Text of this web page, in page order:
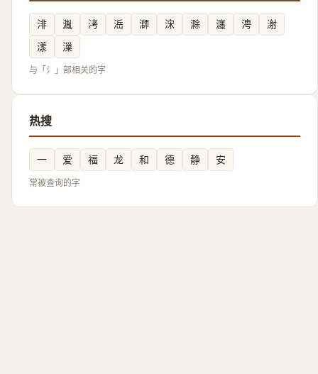
渄 湚 洘 㴈 溮 浨 滁 瀍 涄
㴬
漾
漅
与「氵」部相关的字
热搜
一 爱 福 龙 和 德 静 安
常被查询的字